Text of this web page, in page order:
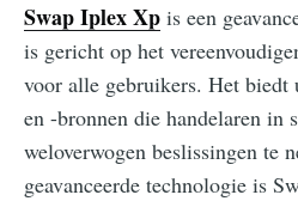
Swap Iplex Xp is een
is gericht op het
voor alle gebruikers. Het biedt
en -bronnen die handelaren in
weloverwogen beslissingen te
geavanceerde technologie is